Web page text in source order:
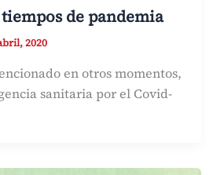
de pandemia
2020
en otros momentos,
sanitaria por el Covid-